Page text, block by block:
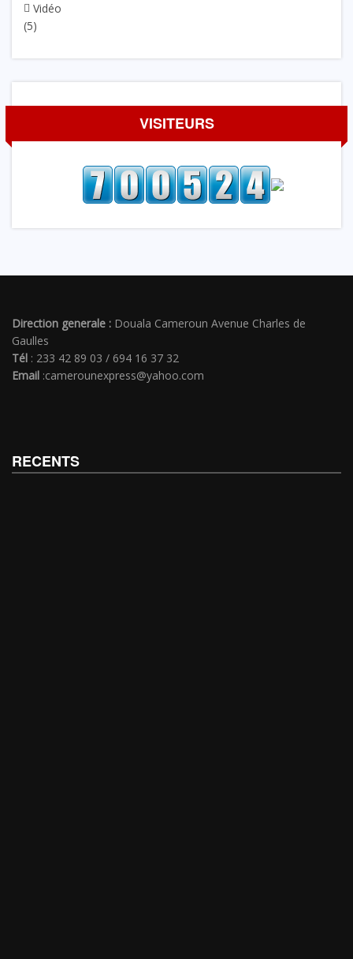
Vidéo
(5)
VISITEURS
Direction generale : Douala Cameroun Avenue Charles de
Gaulles
Tél : 233 42 89 03 / 694 16 37 32
Email :camerounexpress@yahoo.com
RECENTS